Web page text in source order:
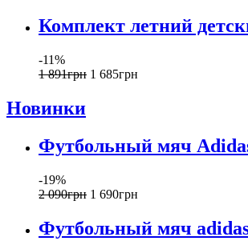
Комплект летний
-11%
1 891грн 1 685грн
Новинки
Футбольный мяч
-19%
2 090грн 1 690грн
Футбольный мяч